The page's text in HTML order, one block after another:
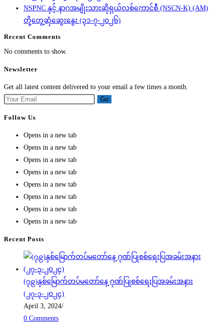
NSPNC နှင့် နာဂအမျိုးသားဆိုရှယ်လစ်ကောင်စီ (NSCN-K) (AM)
တို့တွေ့ဆုံဆွေးနွေး (၃၁-၇-၂၀၂၆)
Recent Comments
No comments to show.
Newsletter
Get all latest content delivered to your email a few times a month.
Go
Follow Us
Opens in a new tab
Opens in a new tab
Opens in a new tab
Opens in a new tab
Opens in a new tab
Opens in a new tab
Opens in a new tab
Opens in a new tab
Recent Posts
(၇၉)နှစ်မြောက်တပ်မတော်နေ့ ဂုဏ်ပြုစစ်ရေးပြအခမ်းအနား
(၂၇-၃-၂၀၂၄)
April 3, 2024/
0 Comments